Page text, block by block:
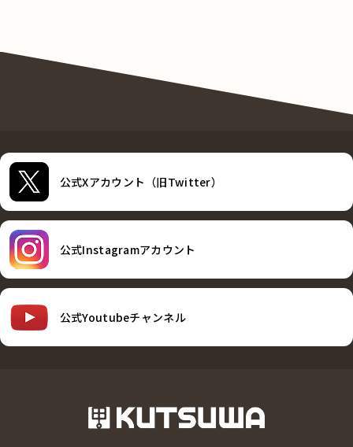
公式Xアカウント（旧Twitter）
公式Instagramアカウント
公式Youtubeチャンネル